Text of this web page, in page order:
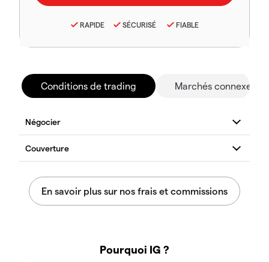
RAPIDE SÉCURISÉ FIABLE
Conditions de trading Marchés connexes
Pourquoi IG ?